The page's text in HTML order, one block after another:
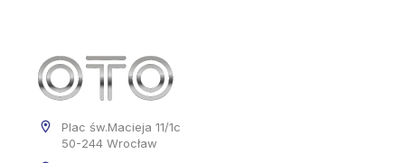
Plac św.Macieja 11/1c
50-244 Wrocław